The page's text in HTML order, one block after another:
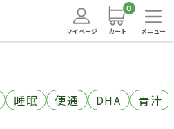
マイページ カート
0
メニュー
睡眠 便通 DHA 青汁